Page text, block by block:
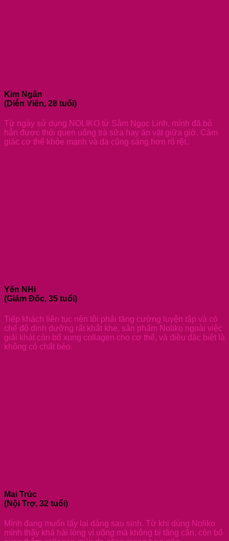
Kim Ngân
(Diễn Viên, 28 tuổi)
Từ ngày sử dụng NOLIKO từ Sâm Ngọc Linh, mình đã bỏ
hẳn được thói quen uống trà sữa hay ăn vặt giữa giờ. Cảm
giác cơ thể khỏe mạnh và da cũng sáng hơn rõ rệt..
Yến NHi
(Giám Đốc, 35 tuổi)
Tiếp khách liên tục nên tôi phải tăng cường luyện tập và có
chế độ dinh dưỡng rất khắt khe, sản phẩm Noliko ngoài việc
giải khát còn bổ xung collagen cho cơ thể, và điều đặc biệt là
không có chất béo.
Mai Trúc
(Nội Trợ, 32 tuổi)
Mình đang muốn lấy lại dáng sau sinh. Từ khi dùng Noliko
mình thấy khá hài lòng vì uống mà không bị tăng cân, còn bổ